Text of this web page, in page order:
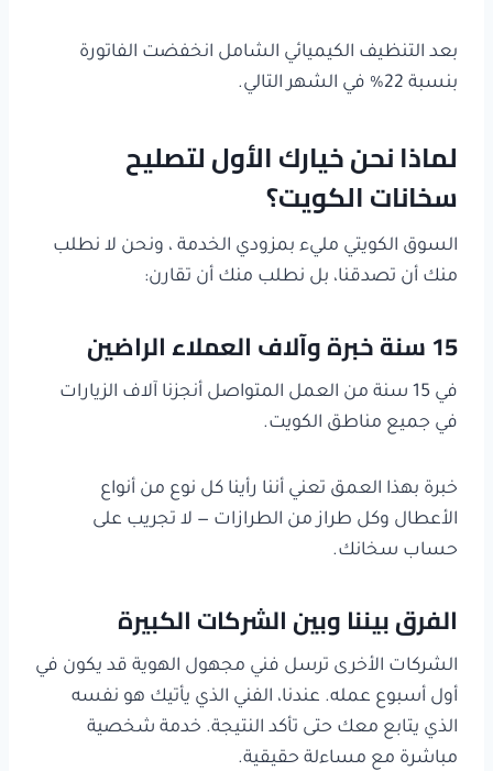
بعد التنظيف الكيميائي الشامل انخفضت الفاتورة
بنسبة 22% في الشهر التالي.
لماذا نحن خيارك الأول لتصليح
سخانات الكويت؟
السوق الكويتي مليء بمزودي الخدمة ، ونحن لا نطلب
منك أن تصدقنا، بل نطلب منك أن تقارن:
15 سنة خبرة وآلاف العملاء الراضين
في 15 سنة من العمل المتواصل أنجزنا آلاف الزيارات
في جميع مناطق الكويت.
خبرة بهذا العمق تعني أننا رأينا كل نوع من أنواع
الأعطال وكل طراز من الطرازات — لا تجريب على
حساب سخانك.
الفرق بيننا وبين الشركات الكبيرة
الشركات الأخرى ترسل فني مجهول الهوية قد يكون في
أول أسبوع عمله. عندنا، الفني الذي يأتيك هو نفسه
الذي يتابع معك حتى تأكد النتيجة. خدمة شخصية
مباشرة مع مساءلة حقيقية.